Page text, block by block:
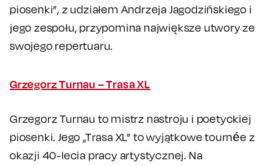
piosenki”, z udziałem Andrzeja Jagodzińskiego i
jego zespołu, przypomina największe utwory ze
swojego repertuaru.
Grzegorz Turnau – Trasa XL
Grzegorz Turnau to mistrz nastroju i poetyckiej
piosenki. Jego „Trasa XL” to wyjątkowe tournée z
okazji 40-lecia pracy artystycznej. Na